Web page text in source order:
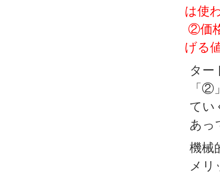
は使
②価
げる
ター
「②
てい
あっ
機械
メ